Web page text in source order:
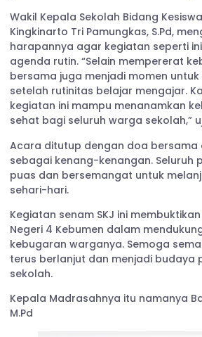
Wakil Kepala Sekolah Bidang
Kingkinarto Tri Pamungkas, S.Pd,
harapannya agar kegiatan seperti
agenda rutin. “Selain mempererat
bersama juga menjadi momen
setelah rutinitas belajar mengajar.
kegiatan ini mampu menanamkan
sehat bagi seluruh warga sekolah,”
Acara ditutup dengan doa
sebagai kenang-kenangan. Seluruh
puas dan bersemangat untuk
sehari-hari.
Kegiatan senam SKJ ini
Negeri 4 Kebumen dalam
kebugaran warganya. Semoga
terus berlanjut dan menjadi budaya
sekolah.
Kepala Madrasahnya itu namanya
M.Pd